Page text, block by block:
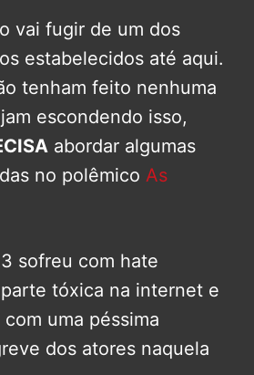
vai fugir de um dos
estabelecidos até aqui.
tenham feito nenhuma
escondendo isso,
abordar algumas
no polêmico As
sofreu com hate
tóxica na internet e
uma péssima
dos atores naquela